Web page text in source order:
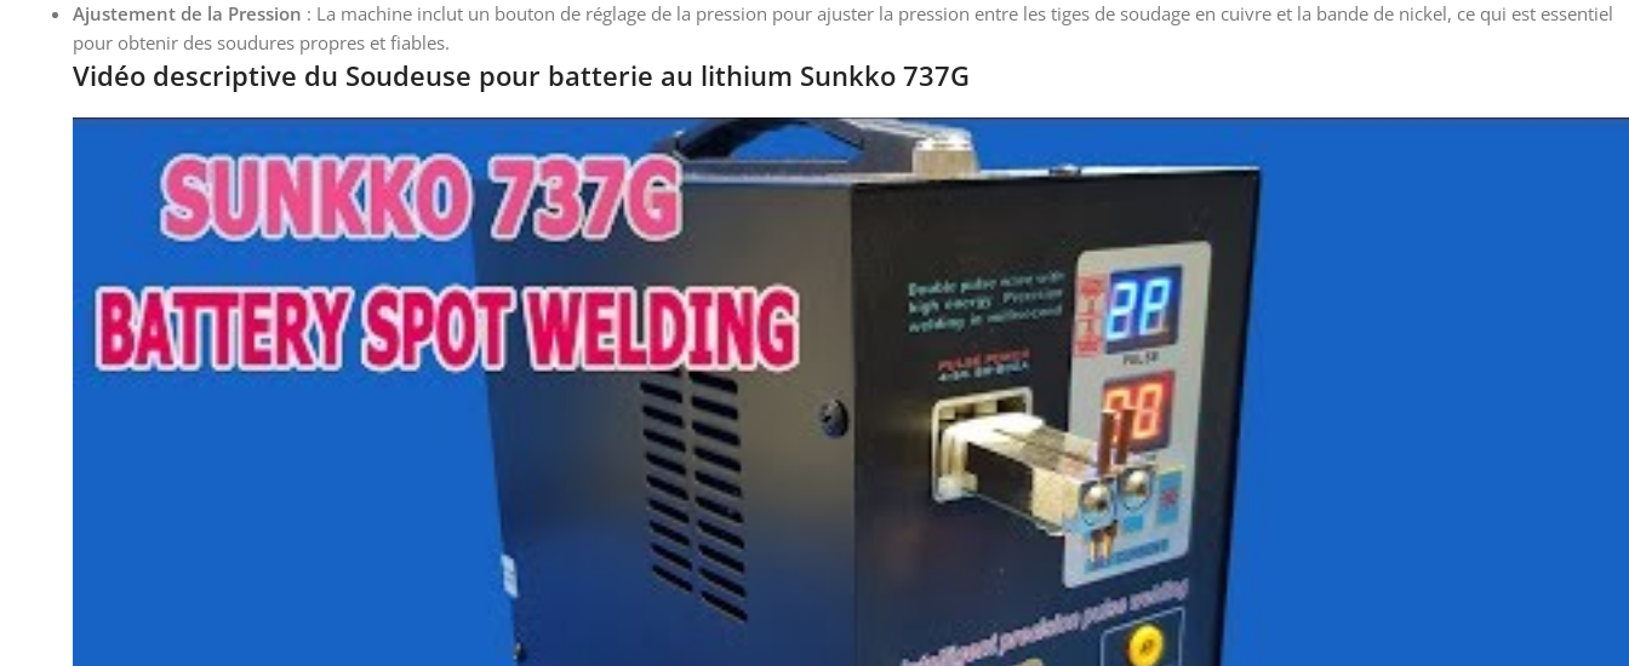
Ajustement de la Pression : La machine inclut un bouton de réglage de la pression pour ajuster la pression entre les tiges de soudage en cuivre et la bande de nickel, ce qui est essentiel
pour obtenir des soudures propres et fiables.
Vidéo descriptive du Soudeuse pour batterie au lithium Sunkko 737G